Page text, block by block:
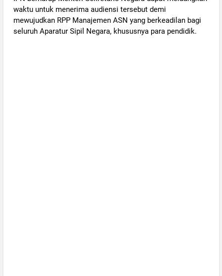
waktu untuk menerima audiensi tersebut demi
mewujudkan RPP Manajemen ASN yang berkeadilan bagi
seluruh Aparatur Sipil Negara, khususnya para pendidik.